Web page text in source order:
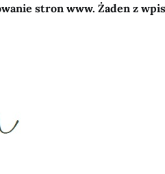
stron www. Żaden z